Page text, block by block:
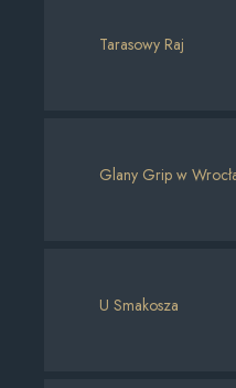
Tarasowy Raj
Glany Grip w
U Smakosza